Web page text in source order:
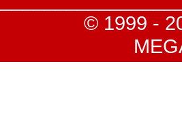
© 1999 -